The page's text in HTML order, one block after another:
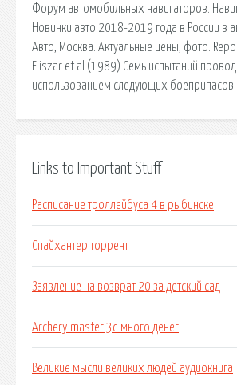
Форум автомобильных навигаторов.
Новинки авто 2018-2019 года в России в
Авто, Москва. Актуальные цены, фото.
Fliszar et al (1989) Семь испытаний
использованием следующих боеприпасов.
Links to Important Stuff
Расписание троллейбуса 4 в рыбинске
Спайхантер торрент
Заявление на возврат 20 за детский сад
Archery master 3d много денег
Великие мысли великих людей аудиокнига